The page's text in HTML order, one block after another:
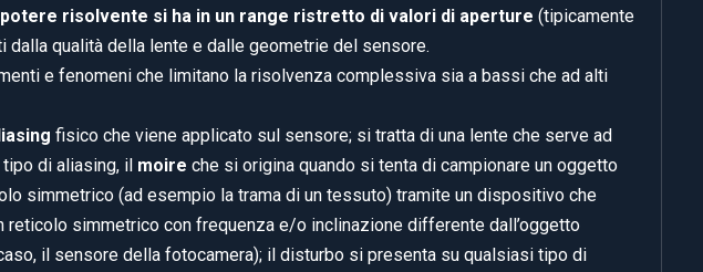
risolvente si ha in un range ristretto di valori di aperture (tipicamente
qualità della lente e dalle geometrie del sensore.
e fenomeni che limitano la risolvenza complessiva sia a bassi che ad alti
fisico che viene applicato sul sensore; si tratta di una lente che serve ad
di aliasing, il moire che si origina quando si tenta di campionare un oggetto
simmetrico (ad esempio la trama di un tessuto) tramite un dispositivo che
reticolo simmetrico con frequenza e/o inclinazione differente dall’oggetto
il sensore della fotocamera); il disturbo si presenta su qualsiasi tipo di